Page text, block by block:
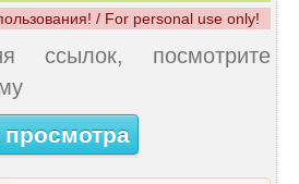
/ For personal use only!
ссылок, посмотрите